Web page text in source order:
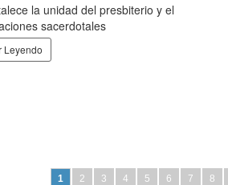
la unidad del presbiterio y el
sacerdotales
Leyendo
1 2 3 4 5 6 7 8